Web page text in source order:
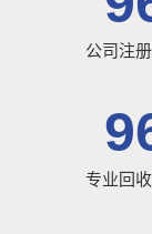
公司注
专业回